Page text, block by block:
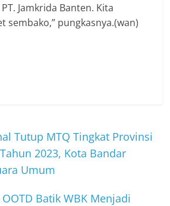
Jamkrida Banten. Kita
sembako,” pungkasnya.(wan)
Tutup MTQ Tingkat Provinsi
2023, Kota Bandar
Umum
OOTD Batik WBK Menjadi